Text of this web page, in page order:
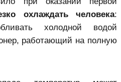
охлаждать человека:
холодной водой
работающий на полную